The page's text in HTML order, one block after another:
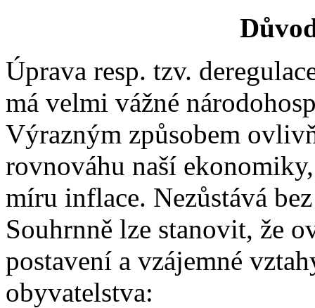
Úprava resp. tzv.
má velmi vážné
Výrazným způsobem
rovnováhu naší
míru inflace. Nezůstává
Souhrnně lze stanovit, že
postavení a vzájemné
obyvatelstva: